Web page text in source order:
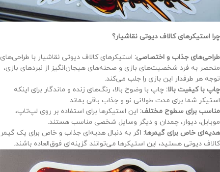
چرا استیکرهای کالاف دیوتی نقاشیار؟
طراحی‌های جذاب و اختصاصی: استیکرهای کالاف دیوتی نقاشیار با طراحی‌های
منحصر به فرد شخصیت‌های بازی و صحنه‌های هیجان‌انگیز از نبردهای بازی،
توجه هر طرفدار این بازی را جلب می‌کند.
چاپ با کیفیت بالا: چاپ با وضوح بالا، رنگ‌های زنده و ماندگار برای اینکه
استیکر شما برای مدت طولانی نو و جذاب باقی بماند.
مناسب برای سطوح مختلف: این استیکرها برای استفاده بر روی لپ‌تاپ،
موبایل، دیوار، چمدان و دیگر وسایل شخصی مناسب هستند.
هدیه‌ای خاص برای گیمرها: اگر به دنبال هدیه‌ای جذاب و خاص برای یک گیمر
کالاف دیوتی هستید، این استیکرها می‌توانند گزینه‌ای فوق‌العاده باشند.